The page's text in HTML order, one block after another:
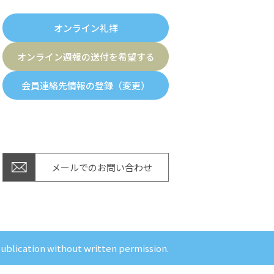
オンライン礼拝
オンライン週報の送付を希望する
会員連絡先情報の登録（変更）
メールでのお問い合わせ
without written permission.